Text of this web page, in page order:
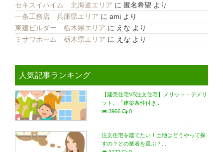
セキスイハイム 北海道エリア に 匿名希望 より
一条工務店 兵庫県エリア に ami より
東建ビルダー 栃木県エリア に えな より
ミサワホーム 栃木県エリア に えな より
人気記事ランキング
【建売住宅VS注文住宅】メリット・デメリ
ット。「建築条件付き...
3966
0
注文住宅を建てたい！土地はどうやって探
すの？どの業者を選ぶ？...